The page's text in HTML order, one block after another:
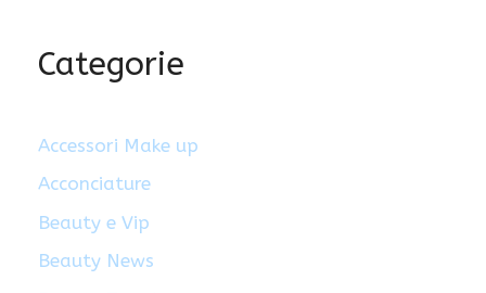
Categorie
Accessori Make up
Acconciature
Beauty e Vip
Beauty News